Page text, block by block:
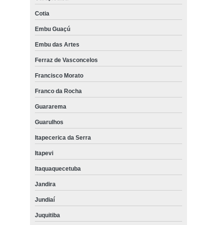
Cotia
Embu Guaçú
Embu das Artes
Ferraz de Vasconcelos
Francisco Morato
Franco da Rocha
Guararema
Guarulhos
Itapecerica da Serra
Itapevi
Itaquaquecetuba
Jandira
Jundiaí
Juquitiba